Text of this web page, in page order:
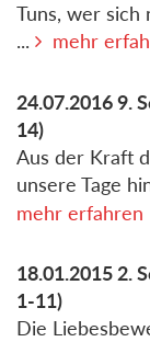
Tuns, wer sich
...
mehr
24.07.20169.
14)
Aus der Kraft
unsere Tage
mehr erfahren
18.01.2015 2.
1-11)
Die